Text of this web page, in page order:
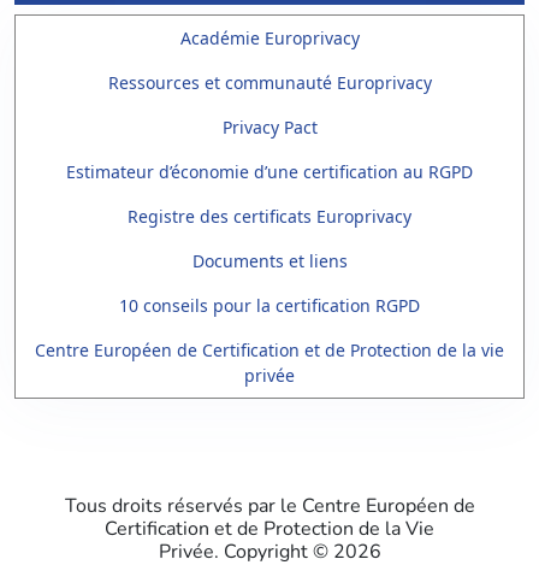
Académie Europrivacy
Ressources et communauté Europrivacy
Privacy Pact
Estimateur d’économie d’une certification au RGPD
Registre des certificats Europrivacy
Documents et liens
10 conseils pour la certification RGPD
Centre Européen de Certification et de Protection de la vie
privée
Tous droits réservés par le Centre Européen de
Certification et de Protection de la Vie
Privée. Copyright © 2026